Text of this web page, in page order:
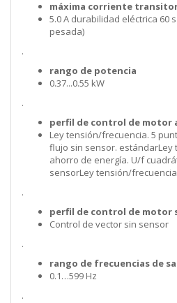
máxima corriente
5.0 A durabilidad eléctrica 60
pesada)
.
rango de potencia
0.37...0.55 kW
.
perfil de control de motor
Ley tensión/frecuencia. 5
flujo sin sensor.
ahorro de energía. U/f
sensorLey tensión/
.
perfil de control de motor
Control de vector sin sensor
.
rango de frecuencias de
0.1…599 Hz
.